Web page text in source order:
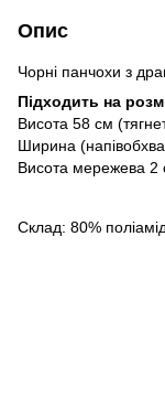
Опис
Чорні панчохи з
Підходить на
Висота 58 см
Ширина
Висота мережева 2
Склад: 80%